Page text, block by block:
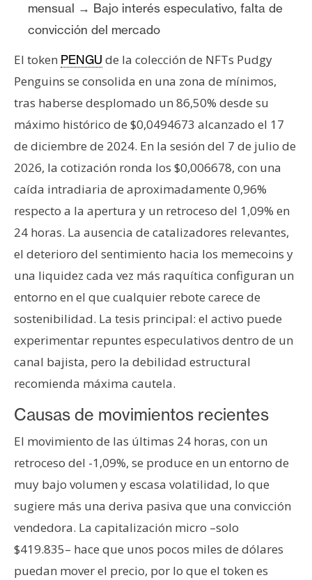
e
m
s
e
c
u
r
s
o
s
C
o
n
t
a
t
o
y
P
u
b
i
c
i
d
mensual → Bajo interés especulativo, falta de
convicción del mercado
El token PENGU de la colección de NFTs Pudgy
Penguins se consolida en una zona de mínimos,
tras haberse desplomado un 86,50% desde su
máximo histórico de $0,0494673 alcanzado el 17
de diciembre de 2024. En la sesión del 7 de julio de
2026, la cotización ronda los $0,006678, con una
caída intradiaria de aproximadamente 0,96%
respecto a la apertura y un retroceso del 1,09% en
24 horas. La ausencia de catalizadores relevantes,
el deterioro del sentimiento hacia los memecoins y
una liquidez cada vez más raquítica configuran un
entorno en el que cualquier rebote carece de
sostenibilidad. La tesis principal: el activo puede
experimentar repuntes especulativos dentro de un
canal bajista, pero la debilidad estructural
recomienda máxima cautela.
Causas de movimientos recientes
El movimiento de las últimas 24 horas, con un
retroceso del -1,09%, se produce en un entorno de
muy bajo volumen y escasa volatilidad, lo que
sugiere más una deriva pasiva que una convicción
vendedora. La capitalización micro –solo
$419.835– hace que unos pocos miles de dólares
puedan mover el precio, por lo que el token es